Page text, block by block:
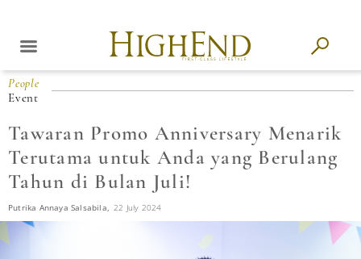
People
Event
Tawaran Promo Anniversary Menarik
Terutama untuk Anda yang Berulang
Tahun di Bulan Juli!
Putrika Annaya Salsabila, 22 July 2024